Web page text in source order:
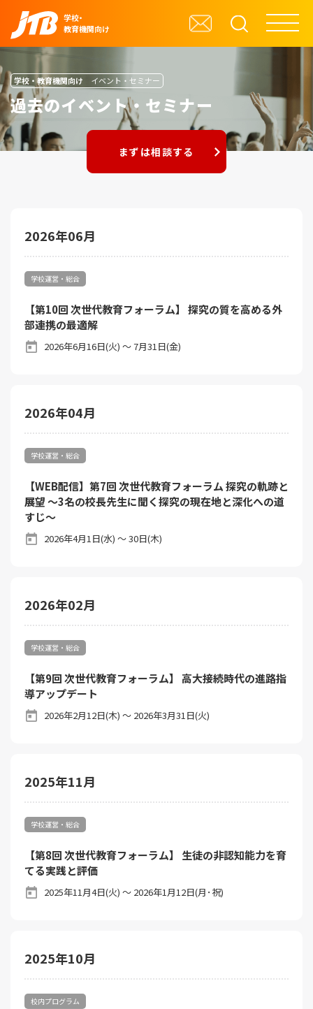
学校・
教育機関向け
学校・教育機関向け イベント・セミナー
過去のイベント・セミナー
まずは相談する
2026年06月
学校運営・総合
【第10回 次世代教育フォーラム】 探究の質を高める外
部連携の最適解
2026年6月16日(火) ～ 7月31日(金)
2026年04月
学校運営・総合
【WEB配信】第7回 次世代教育フォーラム 探究の軌跡と
展望 ～3名の校長先生に聞く探究の現在地と深化への道
すじ～
2026年4月1日(水) ～ 30日(木)
2026年02月
学校運営・総合
【第9回 次世代教育フォーラム】 高大接続時代の進路指
導アップデート
2026年2月12日(木) ～ 2026年3月31日(火)
2025年11月
学校運営・総合
【第8回 次世代教育フォーラム】 生徒の非認知能力を育
てる実践と評価
2025年11月4日(火) ～ 2026年1月12日(月･祝)
2025年10月
校内プログラム